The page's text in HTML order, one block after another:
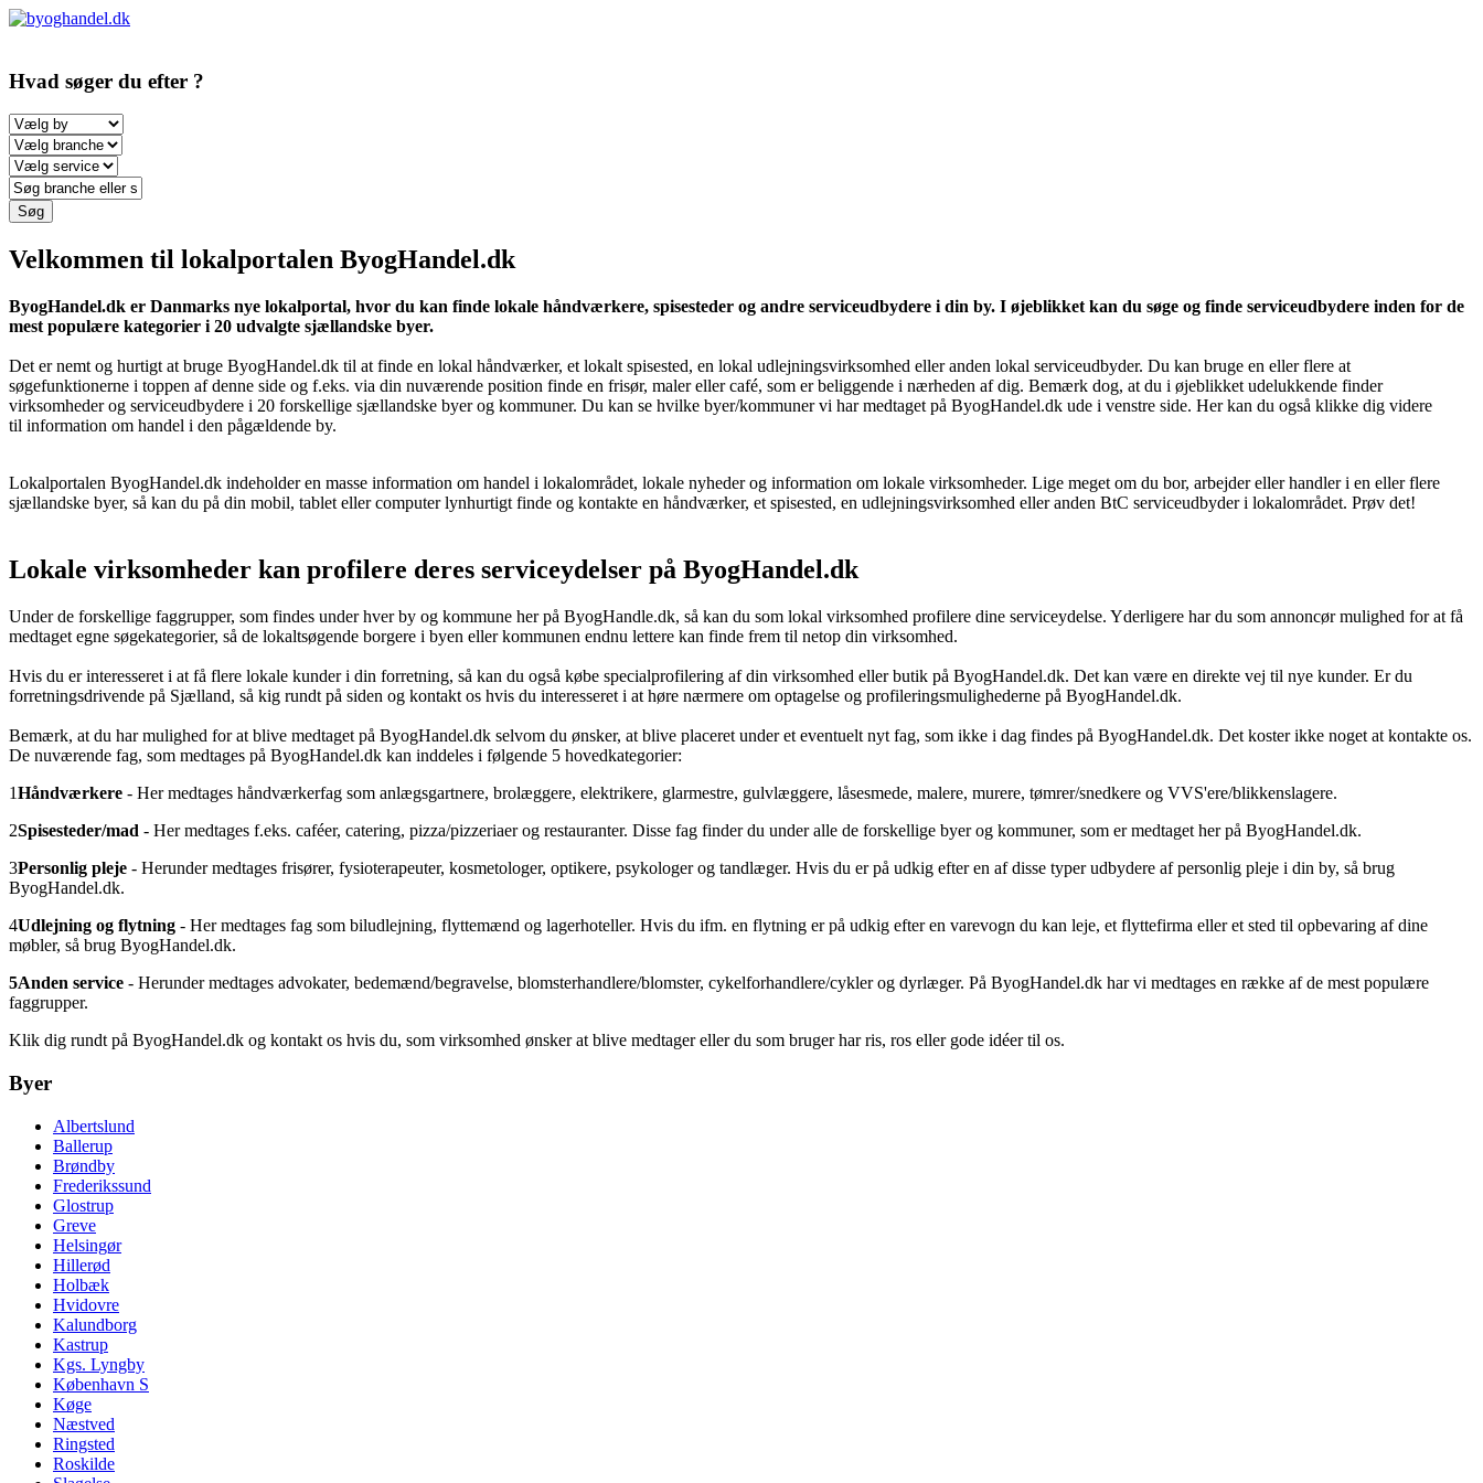
Hvad søger du efter ?
Søg
Velkommen til lokalportalen ByogHandel.dk
ByogHandel.dk er Danmarks nye lokalportal, hvor du kan finde lokale håndværkere, spisesteder og andre serviceudbydere i din by. I øjeblikket kan du søge og finde serviceudbydere inden for de
mest populære kategorier i 20 udvalgte sjællandske byer.
Det er nemt og hurtigt at bruge ByogHandel.dk til at finde en lokal håndværker, et lokalt spisested, en lokal udlejningsvirksomhed eller anden lokal serviceudbyder. Du kan bruge en eller flere at
søgefunktionerne i toppen af denne side og f.eks. via din nuværende position finde en frisør, maler eller café, som er beliggende i nærheden af dig. Bemærk dog, at du i øjeblikket udelukkende finder
virksomheder og serviceudbydere i 20 forskellige sjællandske byer og kommuner. Du kan se hvilke byer/kommuner vi har medtaget på ByogHandel.dk ude i venstre side. Her kan du også klikke dig videre
til information om handel i den pågældende by.
Lokalportalen ByogHandel.dk indeholder en masse information om handel i lokalområdet, lokale nyheder og information om lokale virksomheder. Lige meget om du bor, arbejder eller handler i en eller flere
sjællandske byer, så kan du på din mobil, tablet eller computer lynhurtigt finde og kontakte en håndværker, et spisested, en udlejningsvirksomhed eller anden BtC serviceudbyder i lokalområdet. Prøv det!
Lokale virksomheder kan profilere deres serviceydelser på ByogHandel.dk
Under de forskellige faggrupper, som findes under hver by og kommune her på ByogHandle.dk, så kan du som lokal virksomhed profilere dine serviceydelse. Yderligere har du som annoncør mulighed for at få
medtaget egne søgekategorier, så de lokaltsøgende borgere i byen eller kommunen endnu lettere kan finde frem til netop din virksomhed.
Hvis du er interesseret i at få flere lokale kunder i din forretning, så kan du også købe specialprofilering af din virksomhed eller butik på ByogHandel.dk. Det kan være en direkte vej til nye kunder. Er du
forretningsdrivende på Sjælland, så kig rundt på siden og kontakt os hvis du interesseret i at høre nærmere om optagelse og profileringsmulighederne på ByogHandel.dk.
Bemærk, at du har mulighed for at blive medtaget på ByogHandel.dk selvom du ønsker, at blive placeret under et eventuelt nyt fag, som ikke i dag findes på ByogHandel.dk. Det koster ikke noget at kontakte os.
De nuværende fag, som medtages på ByogHandel.dk kan inddeles i følgende 5 hovedkategorier:
1Håndværkere - Her medtages håndværkerfag som anlægsgartnere, brolæggere, elektrikere, glarmestre, gulvlæggere, låsesmede, malere, murere, tømrer/snedkere og VVS'ere/blikkenslagere.
2Spisesteder/mad - Her medtages f.eks. caféer, catering, pizza/pizzeriaer og restauranter. Disse fag finder du under alle de forskellige byer og kommuner, som er medtaget her på ByogHandel.dk.
3Personlig pleje - Herunder medtages frisører, fysioterapeuter, kosmetologer, optikere, psykologer og tandlæger. Hvis du er på udkig efter en af disse typer udbydere af personlig pleje i din by, så brug
ByogHandel.dk.
4Udlejning og flytning - Her medtages fag som biludlejning, flyttemænd og lagerhoteller. Hvis du ifm. en flytning er på udkig efter en varevogn du kan leje, et flyttefirma eller et sted til opbevaring af dine
møbler, så brug ByogHandel.dk.
5Anden service - Herunder medtages advokater, bedemænd/begravelse, blomsterhandlere/blomster, cykelforhandlere/cykler og dyrlæger. På ByogHandel.dk har vi medtages en række af de mest populære
faggrupper.
Klik dig rundt på ByogHandel.dk og kontakt os hvis du, som virksomhed ønsker at blive medtager eller du som bruger har ris, ros eller gode idéer til os.
Byer
Albertslund
Ballerup
Brøndby
Frederikssund
Glostrup
Greve
Helsingør
Hillerød
Holbæk
Hvidovre
Kalundborg
Kastrup
Kgs. Lyngby
København S
Køge
Næstved
Ringsted
Roskilde